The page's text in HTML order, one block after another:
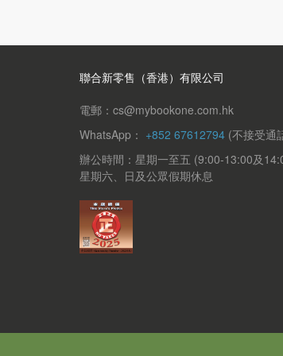
聯合新零售（香港）有限公司
電郵：cs@mybookone.com.hk
WhatsApp： +852 67612794 (不接受通
辦公時間：星期一至五 (9:00-13:00及
星期六、日及公眾假期休息